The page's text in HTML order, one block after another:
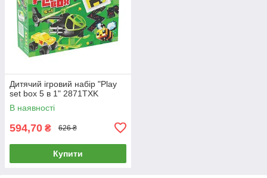
Дитячий ігровий набір "Play
set box 5 в 1" 2871TXK
В наявності
594,70 ₴ 626 ₴
Купити